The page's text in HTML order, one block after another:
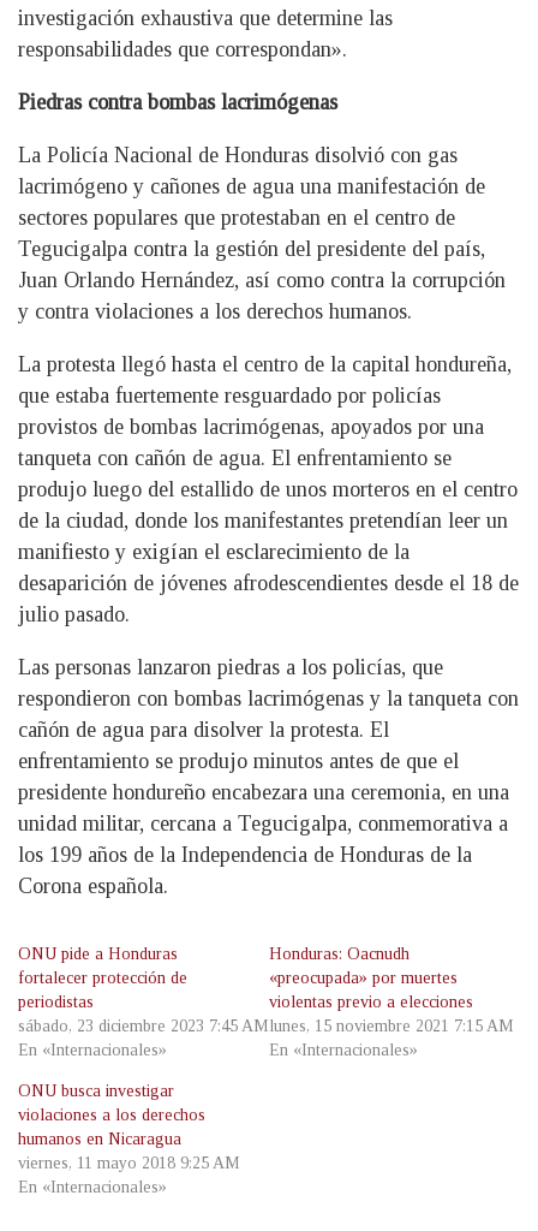
investigación exhaustiva que determine las
responsabilidades que correspondan».
Piedras contra bombas lacrimógenas
La Policía Nacional de Honduras disolvió con gas
lacrimógeno y cañones de agua una manifestación de
sectores populares que protestaban en el centro de
Tegucigalpa contra la gestión del presidente del país,
Juan Orlando Hernández, así como contra la corrupción
y contra violaciones a los derechos humanos.
La protesta llegó hasta el centro de la capital hondureña,
que estaba fuertemente resguardado por policías
provistos de bombas lacrimógenas, apoyados por una
tanqueta con cañón de agua. El enfrentamiento se
produjo luego del estallido de unos morteros en el centro
de la ciudad, donde los manifestantes pretendían leer un
manifiesto y exigían el esclarecimiento de la
desaparición de jóvenes afrodescendientes desde el 18 de
julio pasado.
Las personas lanzaron piedras a los policías, que
respondieron con bombas lacrimógenas y la tanqueta con
cañón de agua para disolver la protesta. El
enfrentamiento se produjo minutos antes de que el
presidente hondureño encabezara una ceremonia, en una
unidad militar, cercana a Tegucigalpa, conmemorativa a
los 199 años de la Independencia de Honduras de la
Corona española.
ONU pide a Honduras
fortalecer protección de
periodistas
sábado, 23 diciembre 2023 7:45 AM
En «Internacionales»
Honduras: Oacnudh
«preocupada» por muertes
violentas previo a elecciones
lunes, 15 noviembre 2021 7:15 AM
En «Internacionales»
ONU busca investigar
violaciones a los derechos
humanos en Nicaragua
viernes, 11 mayo 2018 9:25 AM
En «Internacionales»